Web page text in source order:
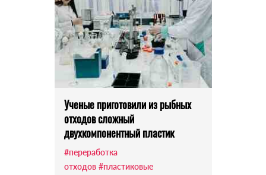
Ученые приготовили из рыбных
отходов сложный
двухкомпонентный пластик
#переработка
отходов #пластиковые